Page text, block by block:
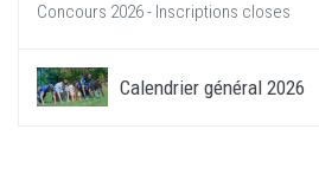
Concours 2026 - Inscriptions closes
Calendrier général 2026